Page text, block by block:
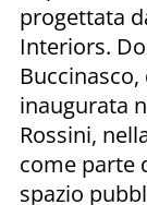
progettata
Interiors.
inaugurata
Rossini,
come parte
spazio